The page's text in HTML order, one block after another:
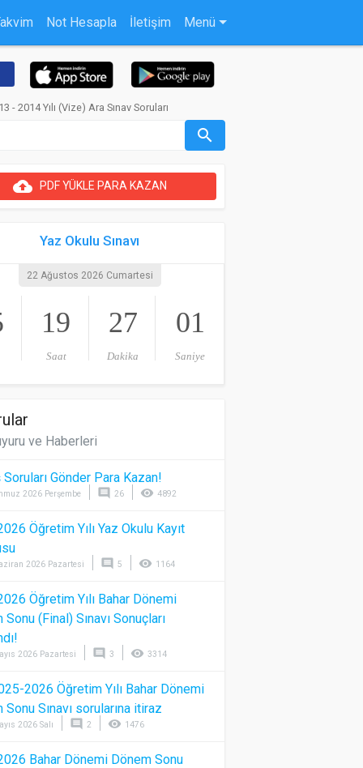
Not Hesapla İletişim Menü
- 2014 Yılı (Vize) Ara Sınav Soruları
search
cloud_uploadPDF YÜKLE PARA KAZAN
Yaz Okulu Sınavı
22 Ağustos 2026 Cumartesi
19
Saat
27
Dakika
00
Saniye
ve Haberleri
Soruları Gönder Para Kazan!
2026 Perşembe comment 26 visibility 4892
Öğretim Yılı Yaz Okulu Kayıt
2026 Pazartesi comment 5 visibility 1164
Öğretim Yılı Bahar Dönemi
Sonu (Final) Sınavı Sonuçları
2026 Pazartesi comment 3 visibility 3314
2026 Öğretim Yılı Bahar Dönemi
Sonu Sınavı sorularına itiraz
2026 Salı comment 2 visibility 1476
Bahar Dönemi Dönem Sonu